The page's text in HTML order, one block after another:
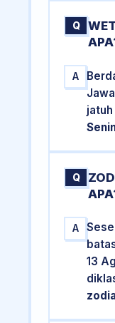
Q
A
Q
A
13